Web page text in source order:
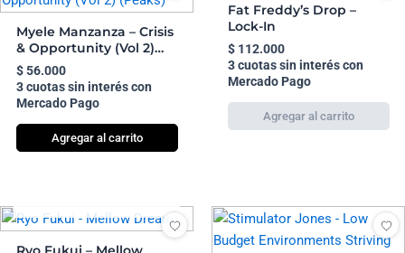
Myele Manzanza – Crisis
& Opportunity (Vol 2)
(Peaks)
$56.000
3 cuotas sin interés con
Mercado Pago
Agregar al carrito
Fat Freddy’s Drop –
Lock-In
$112.000
3 cuotas sin interés con
Mercado Pago